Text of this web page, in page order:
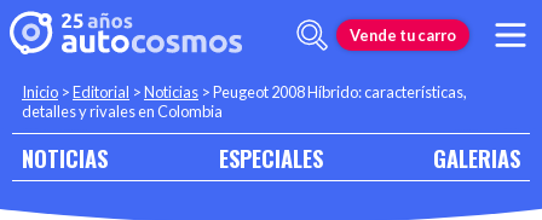
Vende tu carro
Inicio >Editorial >Noticias >Peugeot 2008 Híbrido: características,
detalles y rivales en Colombia
NOTICIAS ESPECIALES GALERIAS